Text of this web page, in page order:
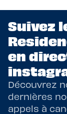
Suivez
en
Découvrez
dernières
appels à